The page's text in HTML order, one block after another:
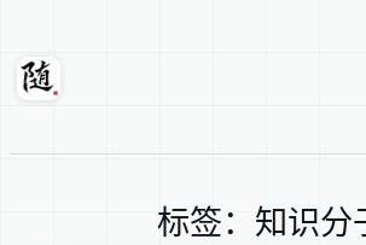
内
随轩
标签：知识分